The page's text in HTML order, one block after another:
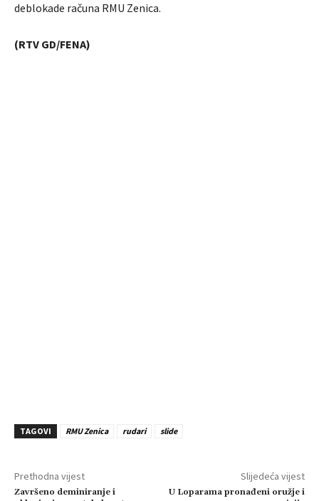
deblokade računa RMU Zenica.
(RTV GD/FENA)
TAGOVI RMU Zenica rudari slide
Prethodna vijest
Završeno deminiranje i
Slijedeća vijest
U Loparama pronađeni oružje i